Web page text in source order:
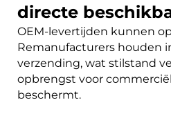
directe
OEM-levertijden kunnen
Remanufacturers houden
verzending, wat stilstand
opbrengst voor
beschermt.